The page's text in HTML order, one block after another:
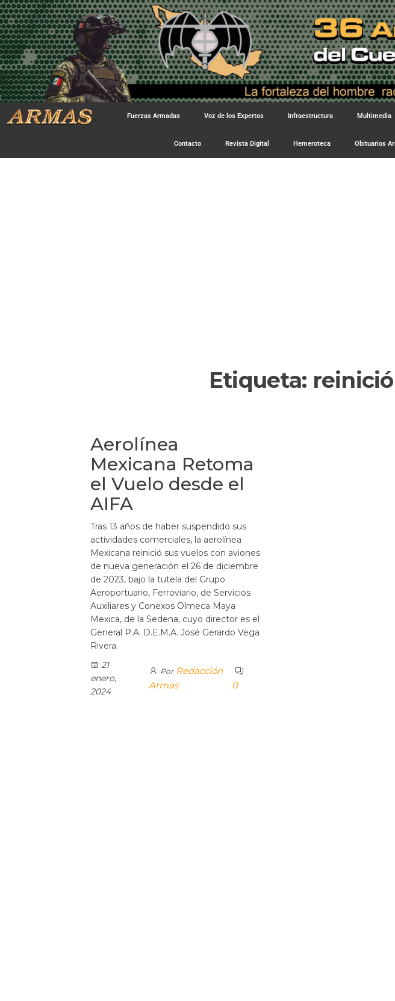
Fuerzas Armadas Voz de los Expertos Infraestructura Multimedia
Contacto Revista Digital Hemeroteca Obituarios
Etiqueta: reinició
Aerolínea
Mexicana Retoma
el Vuelo desde el
AIFA
Tras 13 años de haber suspendido sus
actividades comerciales, la aerolínea
Mexicana reinició sus vuelos con aviones
de nueva generación el 26 de diciembre
de 2023, bajo la tutela del Grupo
Aeroportuario, Ferroviario, de Servicios
Auxiliares y Conexos Olmeca Maya
Mexica, de la Sedena, cuyo director es el
General P.A. D.E.M.A. José Gerardo Vega
Rivera.
21
enero,
2024
Por Redacción
Armas
0